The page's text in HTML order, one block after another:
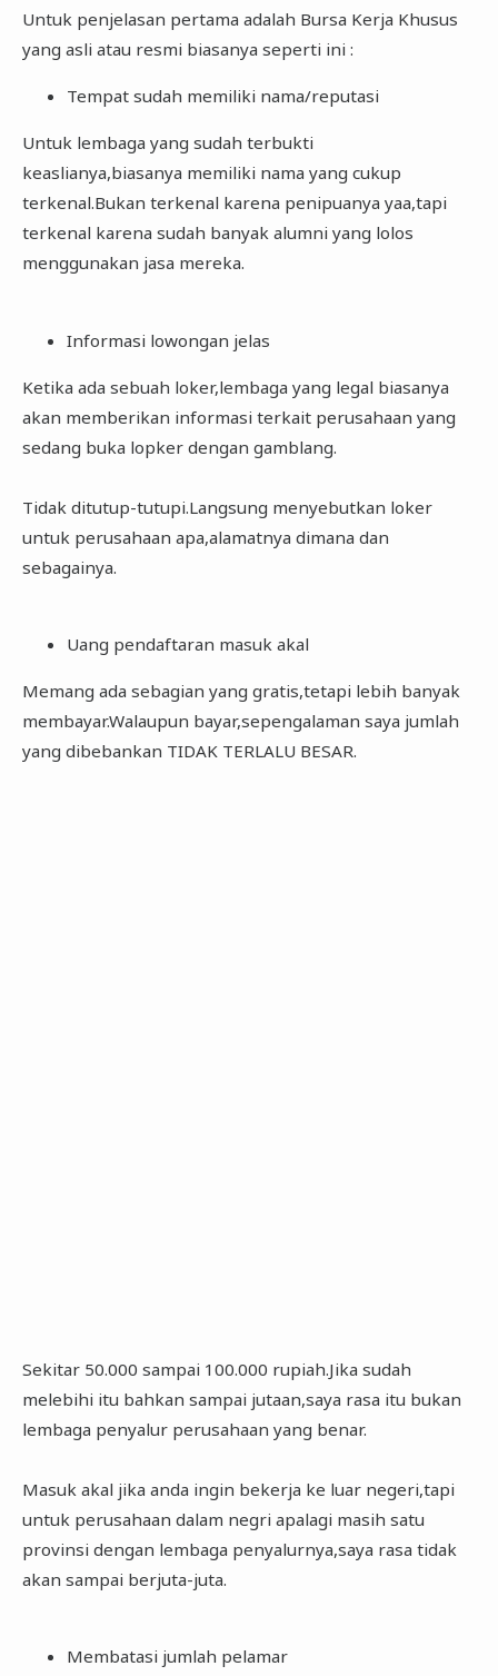
Untuk penjelasan pertama adalah Bursa Kerja Khusus
yang asli atau resmi biasanya seperti ini :
Tempat sudah memiliki nama/reputasi
Untuk lembaga yang sudah terbukti
keaslianya,biasanya memiliki nama yang cukup
terkenal.Bukan terkenal karena penipuanya yaa,tapi
terkenal karena sudah banyak alumni yang lolos
menggunakan jasa mereka.
Informasi lowongan jelas
Ketika ada sebuah loker,lembaga yang legal biasanya
akan memberikan informasi terkait perusahaan yang
sedang buka lopker dengan gamblang.
Tidak ditutup-tutupi.Langsung menyebutkan loker
untuk perusahaan apa,alamatnya dimana dan
sebagainya.
Uang pendaftaran masuk akal
Memang ada sebagian yang gratis,tetapi lebih banyak
membayar.Walaupun bayar,sepengalaman saya jumlah
yang dibebankan TIDAK TERLALU BESAR.
Sekitar 50.000 sampai 100.000 rupiah.Jika sudah
melebihi itu bahkan sampai jutaan,saya rasa itu bukan
lembaga penyalur perusahaan yang benar.
Masuk akal jika anda ingin bekerja ke luar negeri,tapi
untuk perusahaan dalam negri apalagi masih satu
provinsi dengan lembaga penyalurnya,saya rasa tidak
akan sampai berjuta-juta.
Membatasi jumlah pelamar